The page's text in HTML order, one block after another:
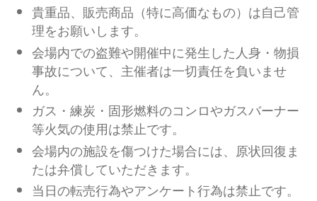
貴重品、販売商品（特に高価なもの）は自己管
理をお願いします。
会場内での盗難や開催中に発生した人身・物損
事故について、主催者は一切責任を負いませ
ん。
ガス・練炭・固形燃料のコンロやガスバーナー
等火気の使用は禁止です。
会場内の施設を傷つけた場合には、原状回復ま
たは弁償していただきます。
当日の転売行為やアンケート行為は禁止です。